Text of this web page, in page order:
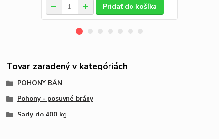
Pridať do košíka
Tovar zaradený v kategóriách
POHONY BÁN
Pohony - posuvné brány
Sady do 400 kg